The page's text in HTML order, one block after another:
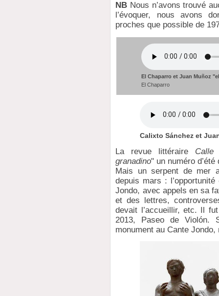
NB Nous n’avons trouvé
l’évoquer, nous avons
proches que possible de
El Chaparro et Juan Muñoz
El Chaparro
Calixto Sánchez et
La revue littéraire Calle
granadino" un numéro
Mais un serpent de mer
depuis mars : l’opportunité
Jondo, avec appels en sa
et des lettres,
devait l’accueillir, etc. Il
2013, Paseo de Violón.
monument au Cante